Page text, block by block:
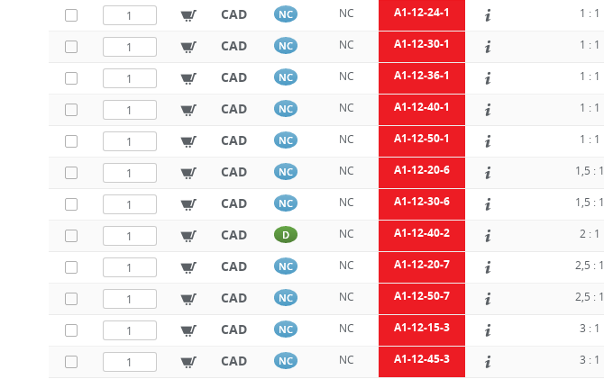
CAD NC NC A1-12-24-1 1 : 1
CAD NC NC A1-12-30-1 1 : 1
CAD NC NC A1-12-36-1 1 : 1
CAD NC NC A1-12-40-1 1 : 1
CAD NC NC A1-12-50-1 1 : 1
CAD NC NC A1-12-20-6 1,5 : 1
CAD NC NC A1-12-30-6 1,5 : 1
CAD D NC A1-12-40-2 2 : 1
CAD NC NC A1-12-20-7 2,5 : 1
CAD NC NC A1-12-50-7 2,5 : 1
CAD NC NC A1-12-15-3 3 : 1
CAD NC NC A1-12-45-3 3 : 1